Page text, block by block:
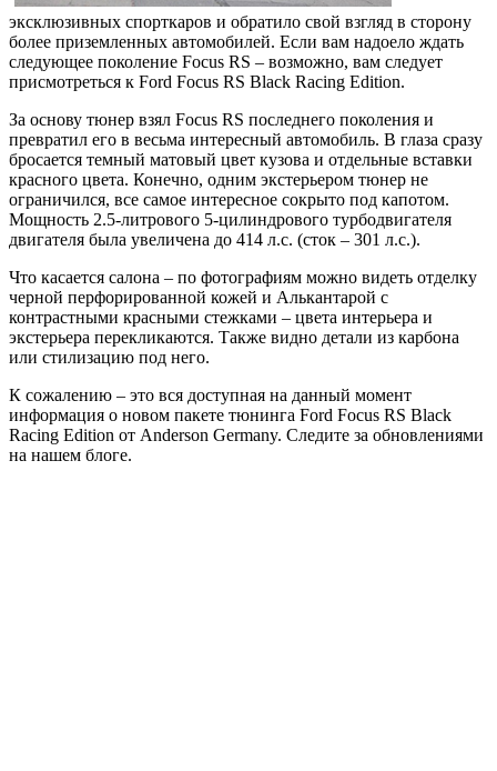
эксклюзивных спорткаров и обратило свой взгляд в сторону
более приземленных автомобилей. Если вам надоело ждать
следующее поколение Focus RS – возможно, вам следует
присмотреться к Ford Focus RS Black Racing Edition.
За основу тюнер взял Focus RS последнего поколения и
превратил его в весьма интересный автомобиль. В глаза сразу
бросается темный матовый цвет кузова и отдельные вставки
красного цвета. Конечно, одним экстерьером тюнер не
ограничился, все самое интересное сокрыто под капотом.
Мощность 2.5-литрового 5-цилиндрового турбодвигателя
двигателя была увеличена до 414 л.с. (сток – 301 л.с.).
Что касается салона – по фотографиям можно видеть отделку
черной перфорированной кожей и Алькантарой с
контрастными красными стежками – цвета интерьера и
экстерьера перекликаются. Также видно детали из карбона
или стилизацию под него.
К сожалению – это вся доступная на данный момент
информация о новом пакете тюнинга Ford Focus RS Black
Racing Edition от Anderson Germany. Следите за обновлениями
на нашем блоге.